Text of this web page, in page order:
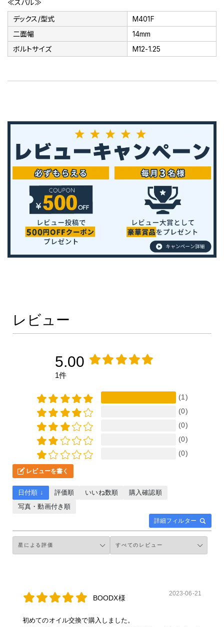
≪スバル≫
デックス/型式
M401F
二面幅
14mm
ボルトサイズ
M12-1.25
レビュー
5.00
1件
(1)
(0)
(0)
(0)
(0)
レビューを書く
詳細フィルター
日付順 ↓ 評価順 いいね数順
購入確認順
写真・動画付き順
BOODX様
2023-06-21
初めてのオイル交換で購入しました。